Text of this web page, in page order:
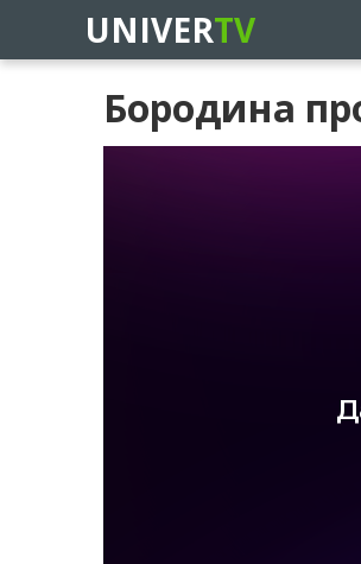
UNIVERTV
Бородина